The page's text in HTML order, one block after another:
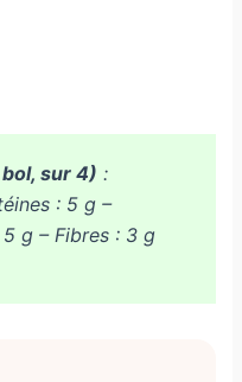
sur 4) :
: 5 g –
g – Fibres : 3 g